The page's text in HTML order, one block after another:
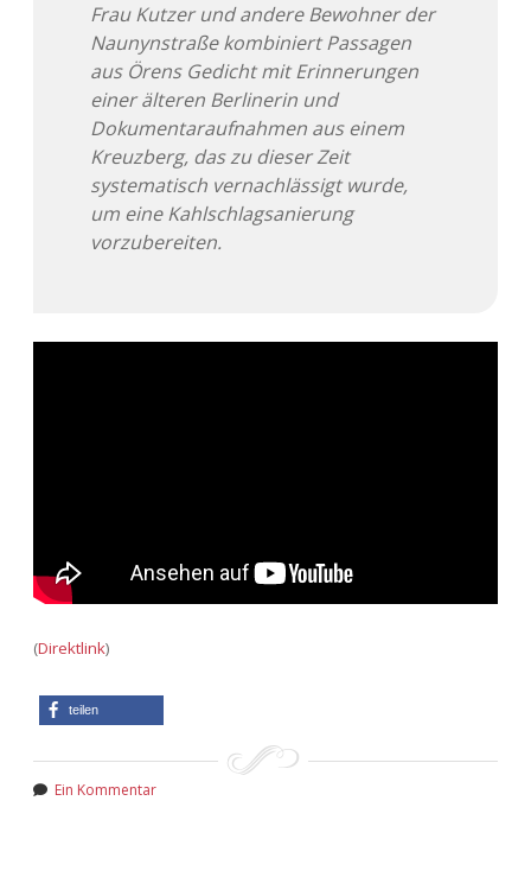
Frau Kutzer und andere Bewohner der
Naunynstraße kombiniert Passagen
aus Örens Gedicht mit Erinnerungen
einer älteren Berlinerin und
Dokumentaraufnahmen aus einem
Kreuzberg, das zu dieser Zeit
systematisch vernachlässigt wurde,
um eine Kahlschlagsanierung
vorzubereiten.
(Direktlink)
teilen
Ein Kommentar